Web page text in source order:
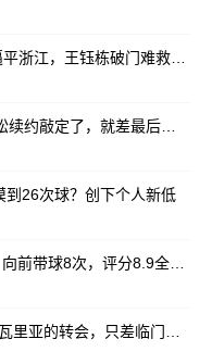
26次球？创下个人新低